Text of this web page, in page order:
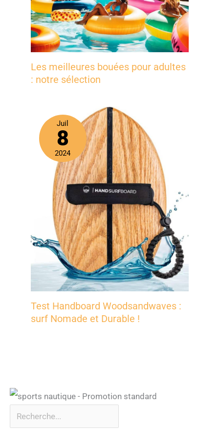
garantie constructeur d’un an et d’un service client
disponible 24h/24 et 7j/7 pour vivre vos aventures
aquatiques en toute sérénité.
Les meilleures bouées pour adultes
: notre sélection
Juil
8
2024
Test Handboard Woodsandwaves :
surf Nomade et Durable !